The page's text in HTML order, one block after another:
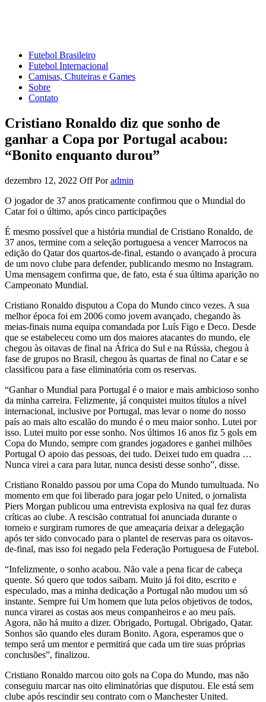
Futebol Brasileiro
Futebol Internacional
Camisas, Chuteiras e Games
Sobre
Contato
Cristiano Ronaldo diz que sonho de
ganhar a Copa por Portugal acabou:
“Bonito enquanto durou”
dezembro 12, 2022 OffPor admin
O jogador de 37 anos praticamente confirmou que o Mundial do
Catar foi o último, após cinco participações
É mesmo possível que a história mundial de Cristiano Ronaldo, de
37 anos, termine com a seleção portuguesa a vencer Marrocos na
edição do Qatar dos quartos-de-final, estando o avançado à procura
de um novo clube para defender, publicando mesmo no Instagram.
Uma mensagem confirma que, de fato, esta é sua última aparição no
Campeonato Mundial.
Cristiano Ronaldo disputou a Copa do Mundo cinco vezes. A sua
melhor época foi em 2006 como jovem avançado, chegando às
meias-finais numa equipa comandada por Luís Figo e Deco. Desde
que se estabeleceu como um dos maiores atacantes do mundo, ele
chegou às oitavas de final na África do Sul e na Rússia, chegou à
fase de grupos no Brasil, chegou às quartas de final no Catar e se
classificou para a fase eliminatória com os reservas.
“Ganhar o Mundial para Portugal é o maior e mais ambicioso sonho
da minha carreira. Felizmente, já conquistei muitos títulos a nível
internacional, inclusive por Portugal, mas levar o nome do nosso
país ao mais alto escalão do mundo é o meu maior sonho. Lutei por
isso. Lutei muito por esse sonho. Nos últimos 16 anos fiz 5 gols em
Copa do Mundo, sempre com grandes jogadores e ganhei milhões
Portugal O apoio das pessoas, dei tudo. Deixei tudo em quadra …
Nunca virei a cara para lutar, nunca desisti desse sonho”, disse.
Cristiano Ronaldo passou por uma Copa do Mundo tumultuada. No
momento em que foi liberado para jogar pelo United, o jornalista
Piers Morgan publicou uma entrevista explosiva na qual fez duras
críticas ao clube. A rescisão contratual foi anunciada durante o
torneio e surgiram rumores de que ameaçaria deixar a delegação
após ter sido convocado para o plantel de reservas para os oitavos-
de-final, mas isso foi negado pela Federação Portuguesa de Futebol.
“Infelizmente, o sonho acabou. Não vale a pena ficar de cabeça
quente. Só quero que todos saibam. Muito já foi dito, escrito e
especulado, mas a minha dedicação a Portugal não mudou um só
instante. Sempre fui Um homem que luta pelos objetivos de todos,
nunca virarei as costas aos meus companheiros e ao meu país.
Agora, não há muito a dizer. Obrigado, Portugal. Obrigado, Qatar.
Sonhos são quando eles duram Bonito. Agora, esperamos que o
tempo será um mentor e permitirá que cada um tire suas próprias
conclusões”, finalizou.
Cristiano Ronaldo marcou oito gols na Copa do Mundo, mas não
conseguiu marcar nas oito eliminatórias que disputou. Ele está sem
clube após rescindir seu contrato com o Manchester United.